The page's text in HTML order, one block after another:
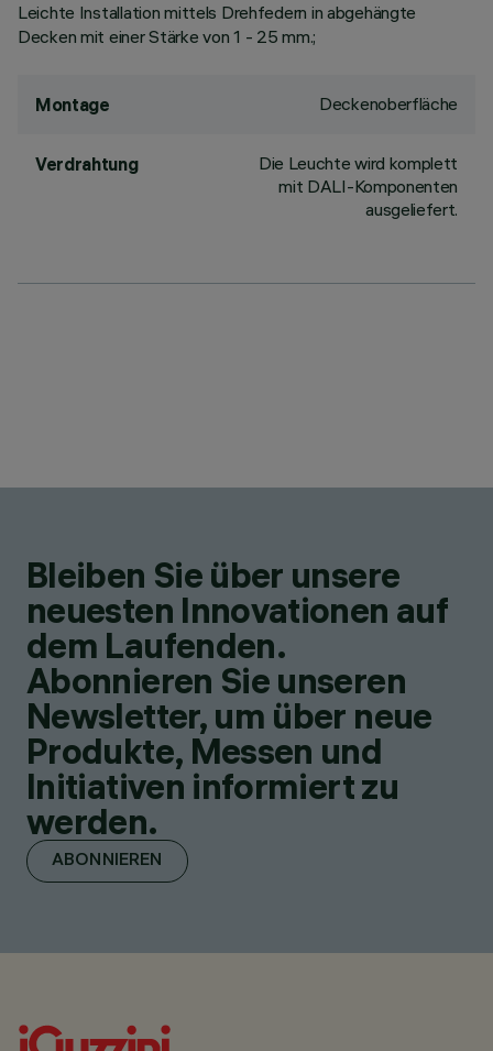
Leichte Installation mittels Drehfedern in abgehängte
Decken mit einer Stärke von 1 - 25 mm.;
Montage Deckenoberfläche
Verdrahtung
Die Leuchte wird komplett
mit DALI-Komponenten
ausgeliefert.
Bleiben Sie über unsere
neuesten Innovationen auf
dem Laufenden.
Abonnieren Sie unseren
Newsletter, um über neue
Produkte, Messen und
Initiativen informiert zu
werden.
ABONNIEREN